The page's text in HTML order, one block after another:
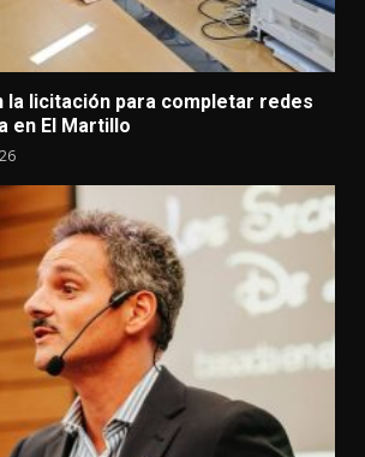
la licitación para completar redes
en El Martillo